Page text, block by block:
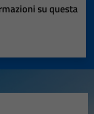
su questa